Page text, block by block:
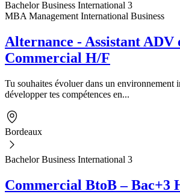
Bachelor Business International 3
MBA Management International Business
Alternance - Assistant ADV
Commercial H/F
Tu souhaites évoluer dans un environnement
développer tes compétences en...
Bordeaux
Bachelor Business International 3
Commercial BtoB – Bac+3